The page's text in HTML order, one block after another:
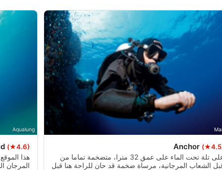
Anchor
على تلة تحت الماء على عمق 32 مترا، متضخمة تماما من
الشعاب المرجانية، مرساة ضخمة قد حان للراحة هنا قبل
Aqualung
(★4.6)
هذا
المرجان